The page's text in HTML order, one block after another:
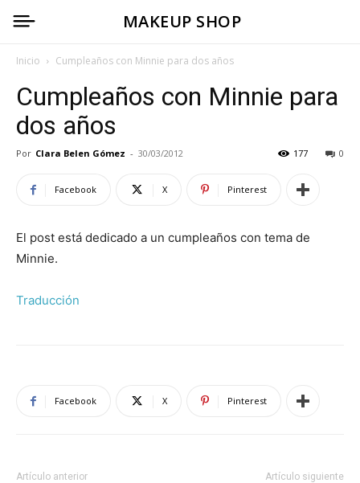
MAKEUP SHOP
Inicio Cumpleaños con Minnie para dos años
Cumpleaños con Minnie para
dos años
Por Clara Belen Gómez - 30/03/2012 0
177
Facebook X Pinterest
El post está dedicado a un cumpleaños con tema de
Minnie.
Traducción
Facebook X Pinterest
Artículo anterior Artículo siguiente